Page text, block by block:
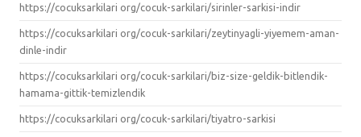
https://cocuksarkilari org/cocuk-sarkilari/sirinler-sarkisi-indir
https://cocuksarkilari org/cocuk-sarkilari/zeytinyagli-yiyemem-aman-
dinle-indir
https://cocuksarkilari org/cocuk-sarkilari/biz-size-geldik-bitlendik-
hamama-gittik-temizlendik
https://cocuksarkilari org/cocuk-sarkilari/tiyatro-sarkisi